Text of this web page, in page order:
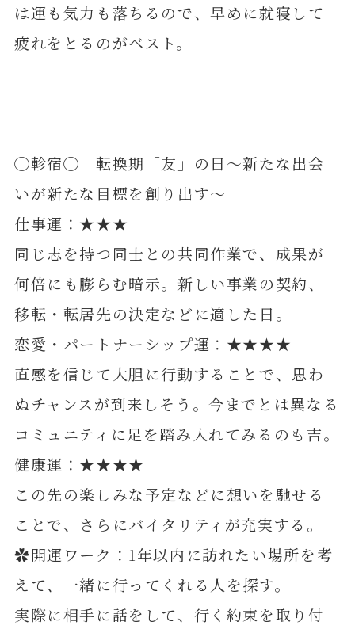
は運も気力も落ちるので、早めに就寝して
疲れをとるのがベスト。
◯軫宿◯ 転換期「友」の日～新たな出会
いが新たな目標を創り出す～
仕事運：★★★
同じ志を持つ同士との共同作業で、成果が
何倍にも膨らむ暗示。新しい事業の契約、
移転・転居先の決定などに適した日。
恋愛・パートナーシップ運：★★★★
直感を信じて大胆に行動することで、思わ
ぬチャンスが到来しそう。今までとは異なる
コミュニティに足を踏み入れてみるのも吉。
健康運：★★★★
この先の楽しみな予定などに想いを馳せる
ことで、さらにバイタリティが充実する。
✿開運ワーク：1年以内に訪れたい場所を考
えて、一緒に行ってくれる人を探す。
実際に相手に話をして、行く約束を取り付